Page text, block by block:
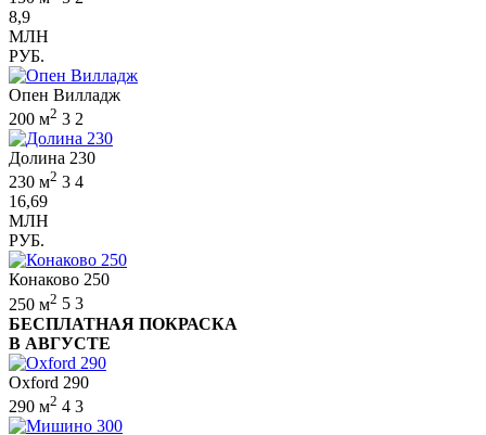
8,9
МЛН
РУБ.
Опен Вилладж
200 м2 3 2
Долина 230
230 м2 3 4
16,69
МЛН
РУБ.
Конаково 250
250 м2 5 3
БЕСПЛАТНАЯ ПОКРАСКА
В АВГУСТЕ
Oxford 290
290 м2 4 3